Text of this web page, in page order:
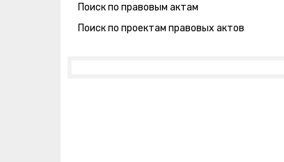
Поиск по правовым актам
Поиск по проектам правовых актов